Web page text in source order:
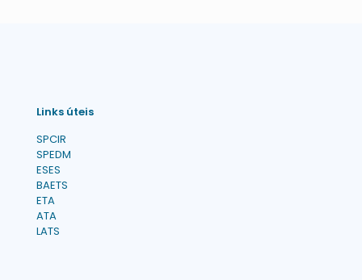
Links úteis
SPCIR
SPEDM
ESES
BAETS
ETA
ATA
LATS